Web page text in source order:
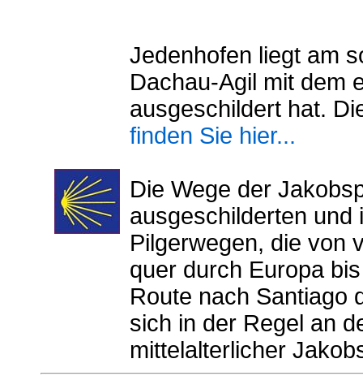
Jedenhofen liegt am
Dachau-Agil mit dem
ausgeschildert hat.
finden Sie hier...
Die Wege der
ausgeschilderten und
Pilgerwegen, die von
quer durch Europa
Route nach Santiago
sich in der Regel an
mittelalterlicher